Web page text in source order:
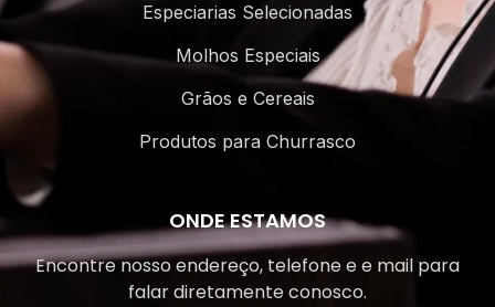
Especiarias Selecionadas
Molhos Especiais
Grãos e Cereais
Produtos para Churrasco
ONDE ESTAMOS
Encontre nosso endereço, telefone e e mail para
falar diretamente conosco.